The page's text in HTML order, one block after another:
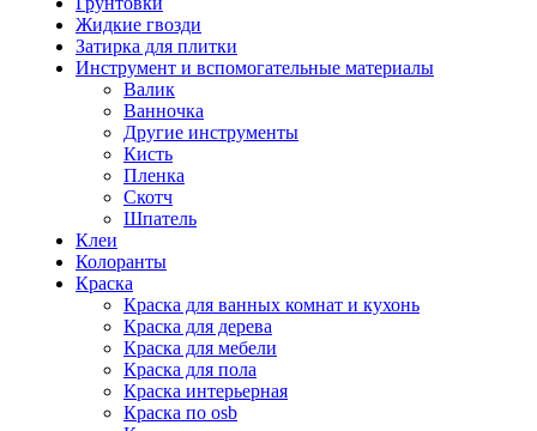
Жидкие гвозди
Затирка для плитки
Инструмент и вспомогательные материалы
Валик
Ванночка
Другие инструменты
Кисть
Пленка
Скотч
Шпатель
Клеи
Колоранты
Краска
Краска для ванных комнат и кухонь
Краска для дерева
Краска для мебели
Краска для пола
Краска интерьерная
Краска по osb